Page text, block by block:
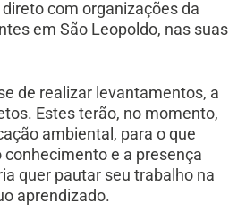
com organizações da
em São Leopoldo, nas suas
de realizar levantamentos, a
Estes terão, no momento,
ambiental, para o que
e a presença
quer pautar seu trabalho na
aprendizado.